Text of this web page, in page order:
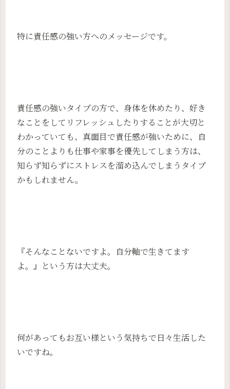
特に責任感の強い方へのメッセージです。
責任感の強いタイプの方で、身体を休めたり、好き
なことをしてリフレッシュしたりすることが大切と
わかっていても、真面目で責任感が強いために、自
分のことよりも仕事や家事を優先してしまう方は、
知らず知らずにストレスを溜め込んでしまうタイプ
かもしれません。
『そんなことないですよ。自分軸で生きてます
よ。』という方は大丈夫。
何があってもお互い様という気持ちで日々生活した
いですね。